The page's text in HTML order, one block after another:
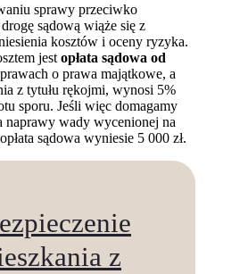
sprawy przeciwko
sądową wiąże się z
kosztów i oceny ryzyka.
jestopłata sądowa od
o prawa majątkowe, a
z tytułu rękojmi, wynosi 5%
sporu. Jeśli więc domagamy
naprawy wady wycenionej na
sądowa wyniesie 5 000 zł.
z